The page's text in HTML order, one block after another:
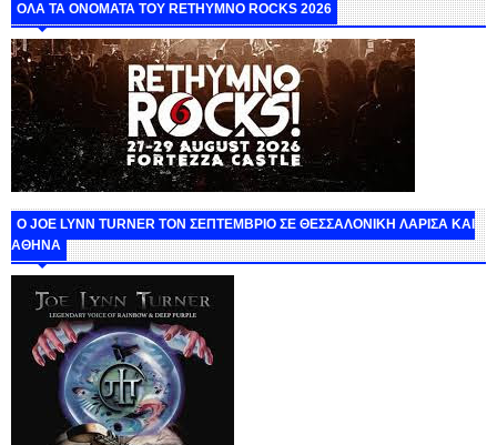
ΟΛΑ ΤΑ ΟΝΟΜΑΤΑ ΤΟΥ RETHYMNO ROCKS 2026
O JOE LYNN TURNER ΤΟΝ ΣΕΠΤΕΜΒΡΙΟ ΣΕ ΘΕΣΣΑΛΟΝΙΚΗ ΛΑΡΙΣΑ ΚΑΙ
ΑΘΗΝΑ